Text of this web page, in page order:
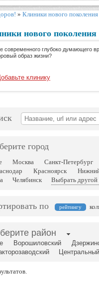
» Клиники нового поколения
нового
современного глубоко думающего
образ жизни?
клинику
город
Москва Санкт-Петербург
Красноярск
Челябинск Выбрать другой
по рейтингу
район
Ворошиловский
Центральный